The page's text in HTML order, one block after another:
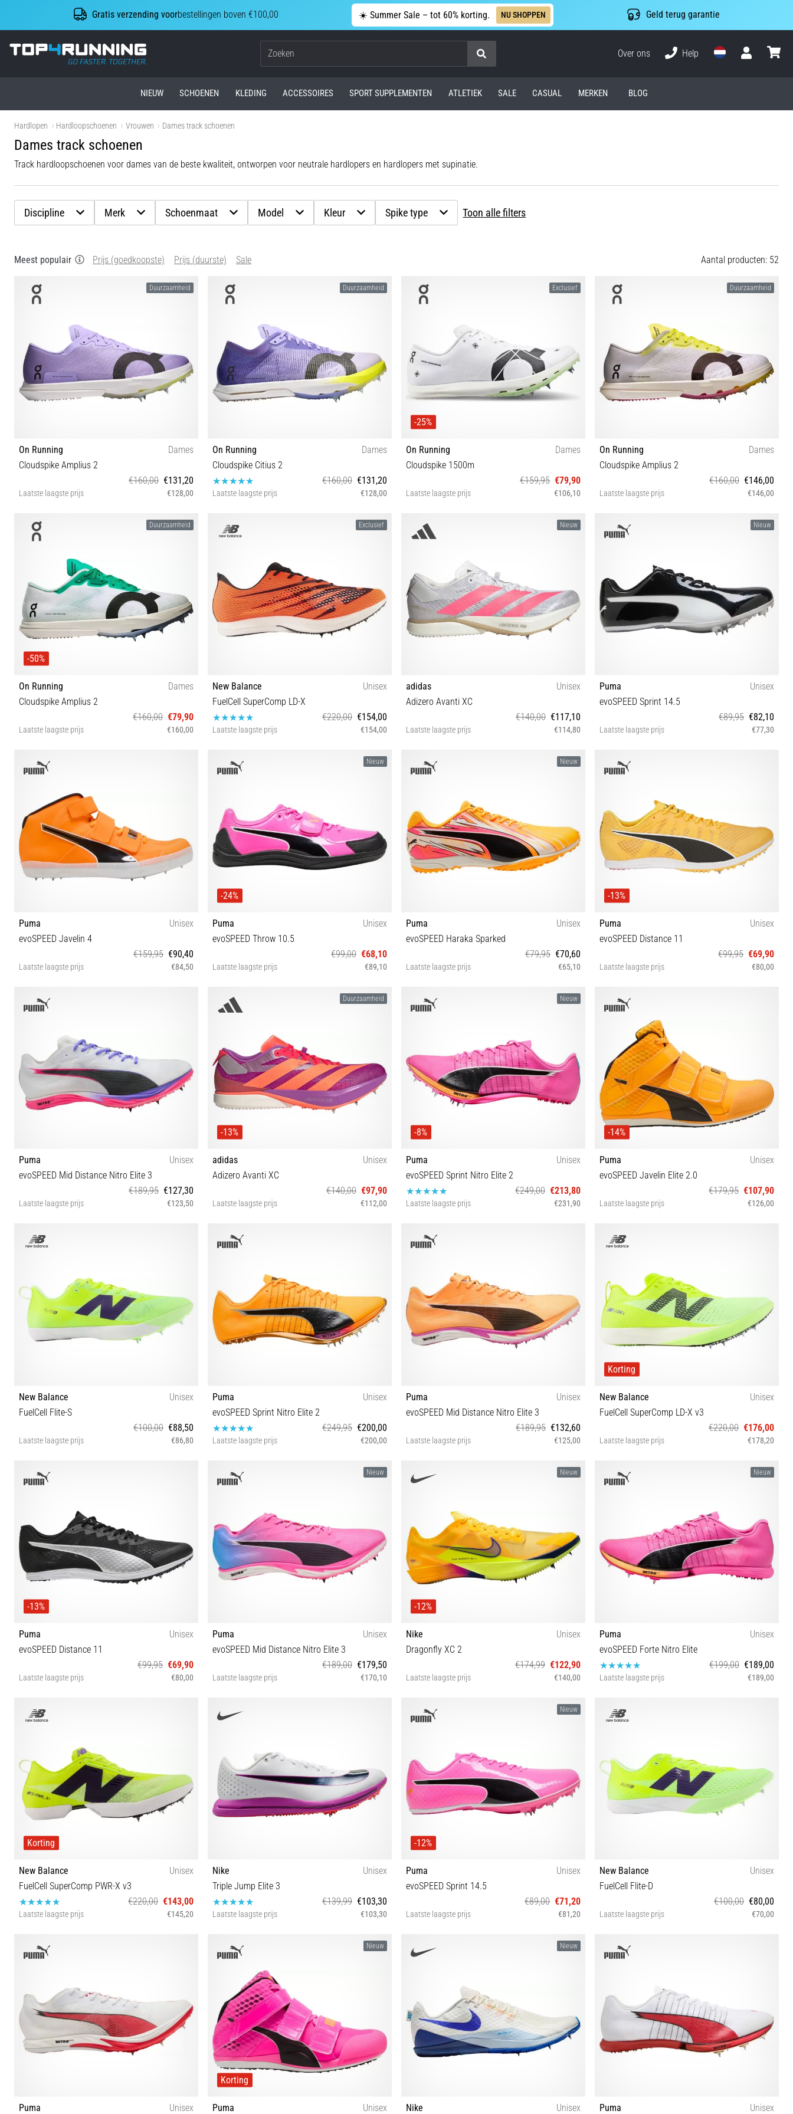
Gratis verzending voorbestellingen boven €100,00 ☀️ Summer Sale – tot 60% korting. NU SHOPPEN Geld terug garantie
Top4Running.be
Zoeken
Over ons
Help
NIEUW SCHOENEN KLEDING ACCESSOIRES SPORT SUPPLEMENTEN ATLETIEK SALE CASUAL MERKEN BLOG
Hardlopen Hardloopschoenen Vrouwen Dames track schoenen
Dames track schoenen
Track hardloopschoenen voor dames van de beste kwaliteit, ontworpen voor neutrale hardlopers en hardlopers met supinatie.
Discipline Merk Schoenmaat Model Kleur Spike type Toon alle filters
Meest populair Prijs (goedkoopste) Prijs (duurste) Sale Aantal producten: 52
Duurzaamheid
On Running
Dames
Cloudspike Amplius 2
€160,00 €131,20
Laatste laagste prijs €128,00
36½ 37 37½ 38½ 39 40 40½ 41
Duurzaamheid
On Running
Dames
Cloudspike Citius 2
€160,00 €131,20
Laatste laagste prijs €128,00
Exclusief
-25%
On Running
Dames
Cloudspike 1500m
€159,95 €79,90
Laatste laagste prijs €106,10
Duurzaamheid
On Running
Dames
Cloudspike Amplius 2
€160,00 €146,00
Laatste laagste prijs €146,00
Duurzaamheid
-50%
On Running
Dames
Cloudspike Amplius 2
€160,00 €79,90
Laatste laagste prijs €160,00
Exclusief
New Balance
Unisex
FuelCell SuperComp LD-X
€220,00 €154,00
Laatste laagste prijs €154,00
Nieuw
adidas
Unisex
Adizero Avanti XC
€140,00 €117,10
Laatste laagste prijs €114,80
36⅔ 37⅓ 38 38⅔ 39⅓ 40 40⅔ 41⅓ 42 42⅔ 43⅓
Nieuw
Puma
Unisex
evoSPEED Sprint 14.5
€89,95 €82,10
Laatste laagste prijs €77,30
37½ 38 38½ 39 40 40½ 41 42 42½ 43 44 44½ 45 46
Puma
Unisex
evoSPEED Javelin 4
€159,95 €90,40
Laatste laagste prijs €84,50
Nieuw
-24%
Puma
Unisex
evoSPEED Throw 10.5
€99,00 €68,10
Laatste laagste prijs €89,10
Nieuw
Puma
Unisex
evoSPEED Haraka Sparked
€79,95 €70,60
Laatste laagste prijs €65,10
-13%
Puma
Unisex
evoSPEED Distance 11
€99,95 €69,90
Laatste laagste prijs €80,00
37 38 38½ 40½ 42 42½ 44 44½ 46 46½ 37½
Puma
Unisex
evoSPEED Mid Distance Nitro Elite 3
€189,95 €127,30
Laatste laagste prijs €123,50
Duurzaamheid
-13%
adidas
Unisex
Adizero Avanti XC
€140,00 €97,90
Laatste laagste prijs €112,00
40 40⅔ 41⅓ 43⅓ 44 45⅓ 46 46⅔
Nieuw
-8%
Puma
Unisex
evoSPEED Sprint Nitro Elite 2
€249,00 €213,80
Laatste laagste prijs €231,90
-14%
Puma
Unisex
evoSPEED Javelin Elite 2.0
€179,95 €107,90
Laatste laagste prijs €126,00
New Balance
Unisex
FuelCell Flite-S
€100,00 €88,50
Laatste laagste prijs €86,80
39½ 40 40½ 41½ 42 42½ 44½ 45 46½
Puma
Unisex
evoSPEED Sprint Nitro Elite 2
€249,95 €200,00
Laatste laagste prijs €200,00
Puma
Unisex
evoSPEED Mid Distance Nitro Elite 3
€189,95 €132,60
Laatste laagste prijs €125,00
Korting
New Balance
Unisex
FuelCell SuperComp LD-X v3
€220,00 €176,00
Laatste laagste prijs €178,20
38 38½ 39½ 40 40½ 41½ 42½ 44½ 45½ 46½
-13%
Puma
Unisex
evoSPEED Distance 11
€99,95 €69,90
Laatste laagste prijs €80,00
36 37 37½ 38 38½ 39 40 40½ 42 42½ 43 44 44½ 45
Nieuw
Puma
Unisex
evoSPEED Mid Distance Nitro Elite 3
€189,00 €179,50
Laatste laagste prijs €170,10
Nieuw
-12%
Nike
Unisex
Dragonfly XC 2
€174,99 €122,90
Laatste laagste prijs €140,00
38½ 39 40 40½ 41 42 42½ 43 44 44½ 45 46 47 47½
Nieuw
Puma
Unisex
evoSPEED Forte Nitro Elite
€199,00 €189,00
Laatste laagste prijs €189,00
Korting
New Balance
Unisex
FuelCell SuperComp PWR-X v3
€220,00 €143,00
Laatste laagste prijs €145,20
Nike
Unisex
Triple Jump Elite 3
€139,99 €103,30
Laatste laagste prijs €103,30
Nieuw
-12%
Puma
Unisex
evoSPEED Sprint 14.5
€89,00 €71,20
Laatste laagste prijs €81,20
New Balance
Unisex
FuelCell Flite-D
€100,00 €80,00
Laatste laagste prijs €70,00
Puma Unisex
Nieuw
Korting
Puma Unisex
Nieuw
Nike Unisex Puma Unisex